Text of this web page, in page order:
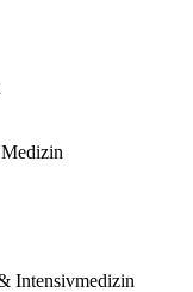
Intensivmedizin